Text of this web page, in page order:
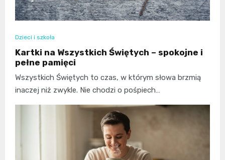
Dzieci i szkoła
Kartki na Wszystkich Świętych – spokojne i
pełne pamięci
Wszystkich Świętych to czas, w którym słowa brzmią
inaczej niż zwykle. Nie chodzi o pośpiech…